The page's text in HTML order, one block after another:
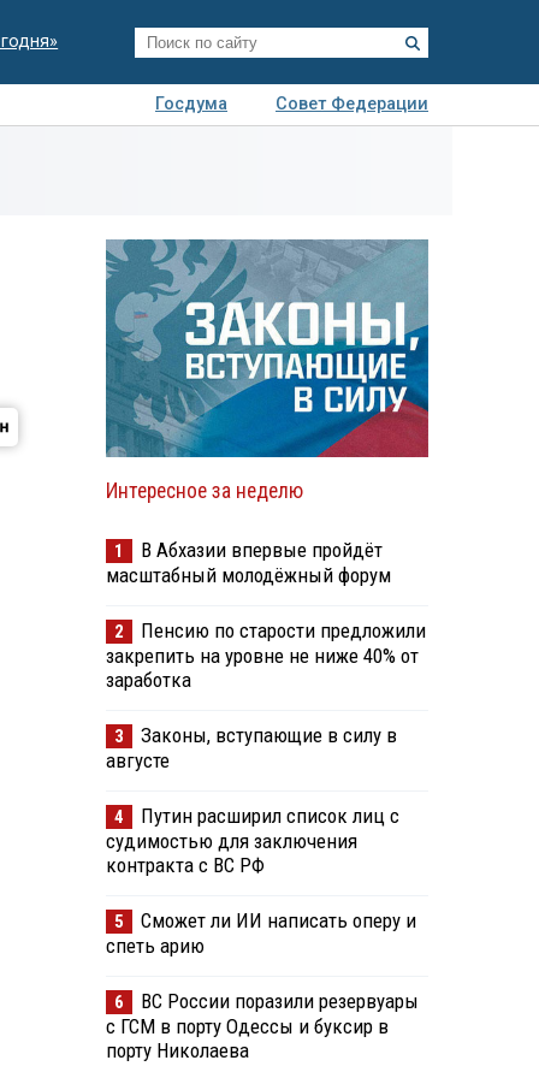
Госдума
Совет Федерации
Интересное за неделю
1
В Абхазии впервые пройдёт
масштабный молодёжный форум
2
Пенсию по старости предложили
закрепить на уровне не ниже 40% от
заработка
3
Законы, вступающие в силу в
августе
4
Путин расширил список лиц с
судимостью для заключения
контракта с ВС РФ
5
Сможет ли ИИ написать оперу и
спеть арию
6
ВС России поразили резервуары
с ГСМ в порту Одессы и буксир в
порту Николаева